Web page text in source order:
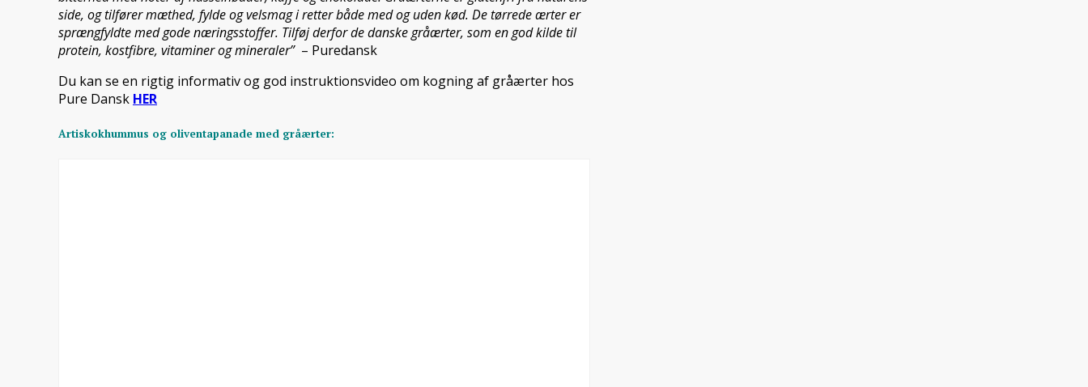
side, og tilfører mæthed, fylde og velsmag i retter både med og uden kød. De tørrede ærter er
sprængfyldte med gode næringsstoffer. Tilføj derfor de danske gråærter, som en god kilde til
protein, kostfibre, vitaminer og mineraler”– Puredansk
Du kan se en rigtig informativ og god instruktionsvideo om kogning af gråærter hos
Pure Dansk HER
Artiskokhummus og oliventapanade med gråærter: